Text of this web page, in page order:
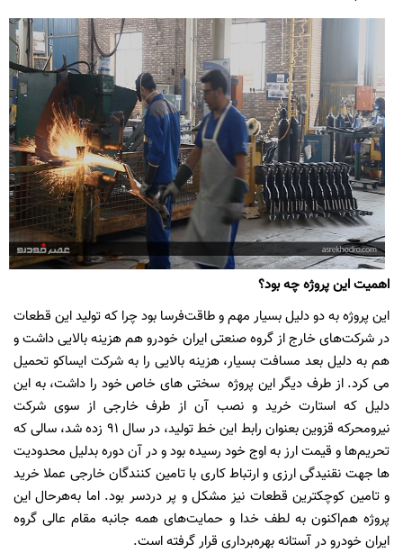
اهمیت این پروژه چه بود؟
این پروژه به دو دلیل بسیار مهم و طاقت‌فرسا بود چرا که تولید این قطعات
در شرکت‌های خارج از گروه صنعتی ایران خودرو هم هزینه بالایی داشت و
هم به دلیل بعد مسافت بسیار، هزینه بالایی را به شرکت ایساکو تحمیل
می کرد. از طرف دیگر این پروژه سختی های خاص خود را داشت، به این
دلیل که استارت خرید و نصب آن از طرف خارجی از سوی شرکت
نیرومحرکه قزوین بعنوان رابط این خط تولید، در سال 91 زده شد، سالی که
تحریم‌ها و قیمت ارز به اوج خود رسیده بود و در آن دوره بدلیل محدودیت
ها جهت نقنیدگی ارزی و ارتباط کاری با تامین کنندگان خارجی عملا خرید
و تامین کوچکترین قطعات نیز مشکل و پر دردسر بود. اما به‌هرحال این
پروژه هم‌اکنون به لطف خدا و حمایت‌های همه جانبه مقام عالی گروه
ایران خودرو در آستانه بهره‌برداری قرار گرفته است.